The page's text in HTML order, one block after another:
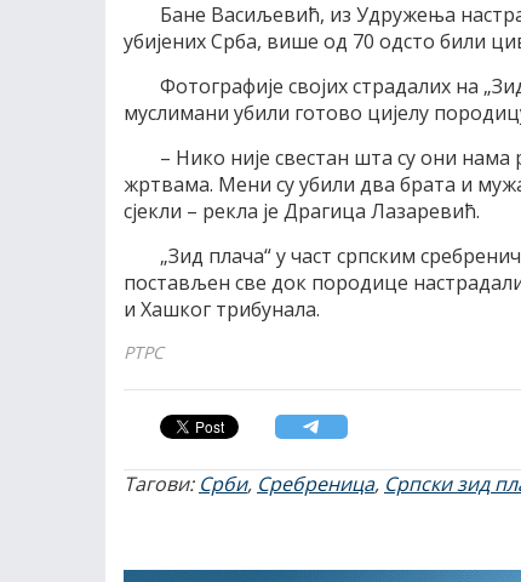
Бане Васиљевић, из Удружења
убијених Срба, више од 70 одсто били
Фотографије својих страдалих на
муслимани убили готово цијелу
– Нико није свестан шта су они
жртвама. Мени су убили два брата и
сјекли – рекла је Драгица Лазаревић.
„Зид плача“ у част српским
постављен све док породице
и Хашког трибунала.
РТРС
Тагови: Срби, Сребреница, Српски зид